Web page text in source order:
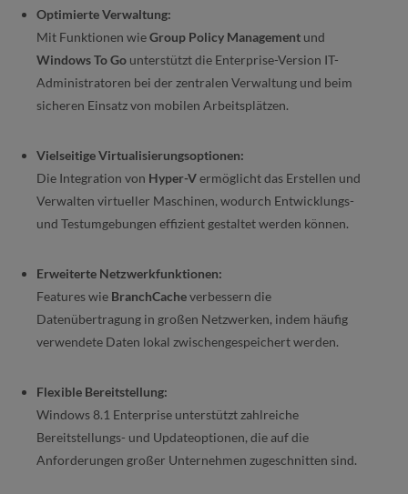
Optimierte Verwaltung:
Mit Funktionen wieGroup Policy Management und
Windows To Go unterstützt die Enterprise-Version IT-
Administratoren bei der zentralen Verwaltung und beim
sicheren Einsatz von mobilen Arbeitsplätzen.
Vielseitige Virtualisierungsoptionen:
Die Integration von Hyper-Vermöglicht das Erstellen und
Verwalten virtueller Maschinen, wodurch Entwicklungs-
und Testumgebungen effizient gestaltet werden können.
Erweiterte Netzwerkfunktionen:
Features wie BranchCacheverbessern die
Datenübertragung in großen Netzwerken, indem häufig
verwendete Daten lokal zwischengespeichert werden.
Flexible Bereitstellung:
Windows 8.1 Enterprise unterstützt zahlreiche
Bereitstellungs- und Updateoptionen, die auf die
Anforderungen großer Unternehmen zugeschnitten sind.